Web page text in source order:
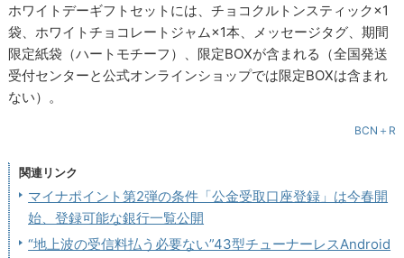
ホワイトデーギフトセットには、チョコクルトンスティック×1
袋、ホワイトチョコレートジャム×1本、メッセージタグ、期間
限定紙袋（ハートモチーフ）、限定BOXが含まれる（全国発送
受付センターと公式オンラインショップでは限定BOXは含まれ
ない）。
BCN＋R
関連リンク
マイナポイント第2弾の条件「公金受取口座登録」は今春開
始、登録可能な銀行一覧公開
“地上波の受信料払う必要ない”43型チューナーレスAndroid